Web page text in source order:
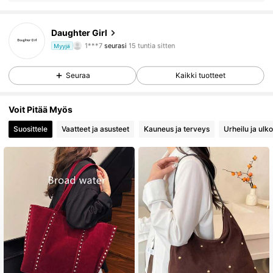
Daughter Girl
Myyjä
1***7
n***i selailee
4.75 13K Seuraajat
4.75 13K Seuraajat
4.75 13K Seuraajat
Seuraa Kaikki tuotteet
Voit Pitää Myös
Suosittele Vaatteet ja asusteet Kauneus ja terveys Urheilu ja